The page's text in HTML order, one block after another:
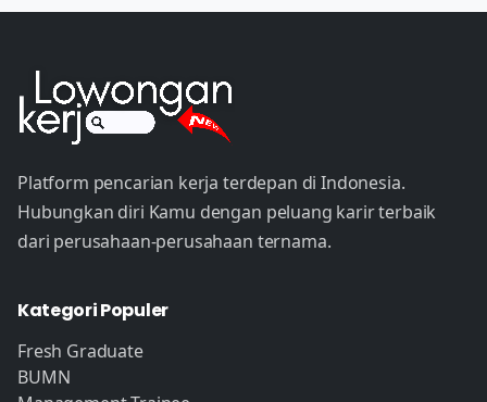
Platform pencarian kerja terdepan di Indonesia.
Hubungkan diri Kamu dengan peluang karir terbaik
dari perusahaan-perusahaan ternama.
Kategori Populer
Fresh Graduate
BUMN